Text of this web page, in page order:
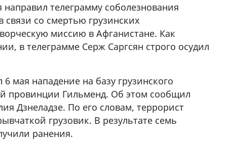
телеграмму соболезнования
со смертью грузинских
миссию в Афганистане. Как
в телеграмме Серж Саргсян строго осудил
мая нападение на базу грузинского
провинции Гильменд. Об этом сообщил
Дзнеладзе. По его словам, террорист
грузовик. В результате семь
ранения.